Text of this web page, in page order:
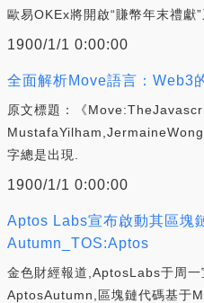
歐易OKEx將開啟“賺幣年末禮獻”
1900/1/1 0:00:00
全面解析Move語言：Web3
原文標題：《
字總是出現.
1900/1/1 0:00:00
Aptos Labs宣布啟動其區塊
Autumn_TOS:Aptos
金色財經報道,AptosLabs于周一
AptosAutumn,區塊鏈代碼基于